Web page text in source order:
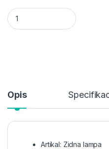
M952010 W Max.2x35W
Opis
Artikal: Zidna lampa